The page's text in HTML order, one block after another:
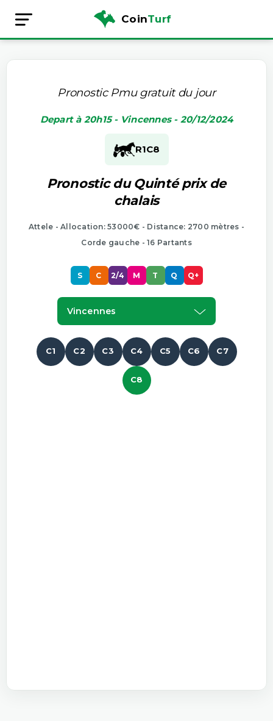
CoinTurf
Pronostic Pmu gratuit du jour
Depart à 20h15 - Vincennes - 20/12/2024
R1C8
Pronostic du Quinté prix de
chalais
Attele - Allocation: 53000€ - Distance: 2700 mètres -
Corde gauche - 16 Partants
S C 2/4 M T Q Q+
Vincennes
C1 C2 C3 C4 C5 C6 C7
C8